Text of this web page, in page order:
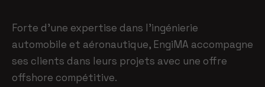
Forte d’une expertise dans l’ingénierie
automobile et aéronautique, EngiMA accompagne
ses clients dans leurs projets avec une offre
offshore compétitive.